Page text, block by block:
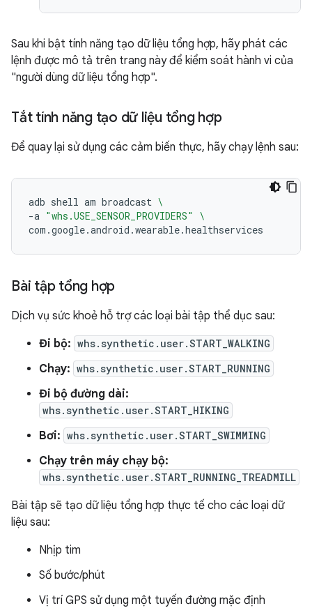
Sau khi bật tính năng tạo dữ liệu tổng hợp, hãy phát các
lệnh được mô tả trên trang này để kiểm soát hành vi của
"người dùng dữ liệu tổng hợp".
Tắt tính năng tạo dữ liệu tổng hợp
Để quay lại sử dụng các cảm biến thực, hãy chạy lệnh sau:
adb shell am broadcast \
-a "whs.USE_SENSOR_PROVIDERS"
\
Bài tập tổng hợp
Dịch vụ sức khoẻ hỗ trợ các loại bài tập thể dục sau:
Đi bộ: whs.synthetic.user.START_WALKING
Chạy: whs.synthetic.user.START_RUNNING
Đi bộ đường dài:
whs.synthetic.user.START_HIKING
Bơi: whs.synthetic.user.START_SWIMMING
Chạy trên máy chạy bộ:
whs.synthetic.user.START_RUNNING_TREADMILL
Bài tập sẽ tạo dữ liệu tổng hợp thực tế cho các loại dữ
liệu sau:
Nhịp tim
Số bước/phút
Vị trí GPS sử dụng một tuyến đường mặc định